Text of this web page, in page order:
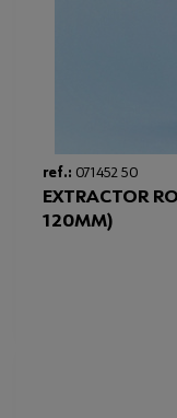
ref.: 071452 50
EXTRACTOR
120MM)